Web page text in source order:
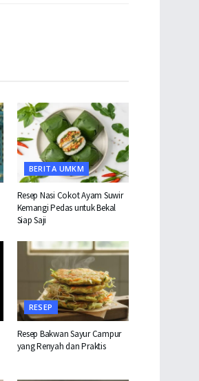
BERITA UMKM
Resep Nasi Cokot Ayam Suwir
Kemangi Pedas untuk Bekal
Siap Saji
RESEP
Resep Bakwan Sayur Campur
yang Renyah dan Praktis